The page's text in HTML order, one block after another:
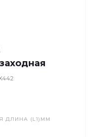
ДЛИНА (L1)ММ